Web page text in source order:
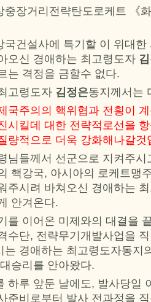
중장거리전략탄도로케트 《
국건설사에 특기할 이 위대
오신 경애하는 최고령도자
는 격정을 금할수 없다.
고령도자 김정은동지께서는
국주의의 핵위협과 전횡이
시킬데 대한 전략적로선을
량적으로 더욱 강화해나갈것
님들께서 선군으로 지켜주
핵강국, 아시아의 로케트맹
주시려 바쳐오신 경애하는
안겨온다.
를 이어온 미제와의 대결을
수단, 전략무기개발사업을
는 경애하는 최고령도자동지
승리를 안아왔다.
하루 앞둔 날에도, 발사당일
준비로부터 발사 전과정을